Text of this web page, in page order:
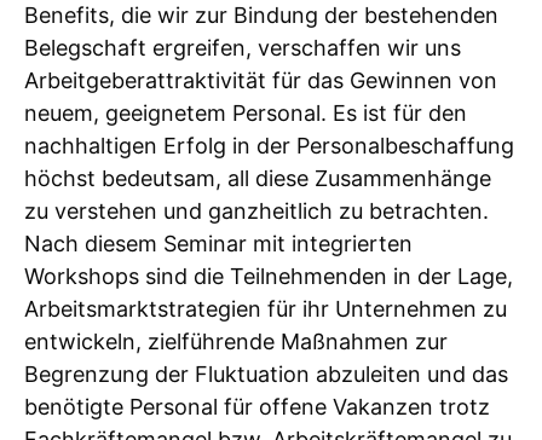
Benefits, die wir zur Bindung der bestehenden
Belegschaft ergreifen, verschaffen wir uns
Arbeitgeberattraktivität für das Gewinnen von
neuem, geeignetem Personal. Es ist für den
nachhaltigen Erfolg in der Personalbeschaffung
höchst bedeutsam, all diese Zusammenhänge
zu verstehen und ganzheitlich zu betrachten.
Nach diesem Seminar mit integrierten
Workshops sind die Teilnehmenden in der Lage,
Arbeitsmarktstrategien für ihr Unternehmen zu
entwickeln, zielführende Maßnahmen zur
Begrenzung der Fluktuation abzuleiten und das
benötigte Personal für offene Vakanzen trotz